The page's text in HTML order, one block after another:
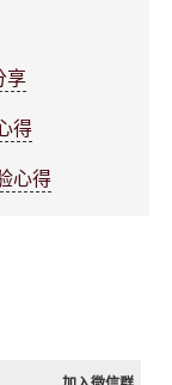
享
得
心得